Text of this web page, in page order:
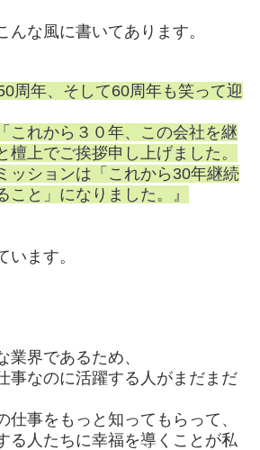
んな風に書いてあります。
周年、そして60周年も笑って迎
これから３０年、この会社を継
檀上でご挨拶申し上げました。
ッションは「これから30年継続
こと」になりました。』
います。
業界であるため、
事なのに活躍する人がまだまだ
仕事をもっと知ってもらって、
る人たちに幸福を導くことが私